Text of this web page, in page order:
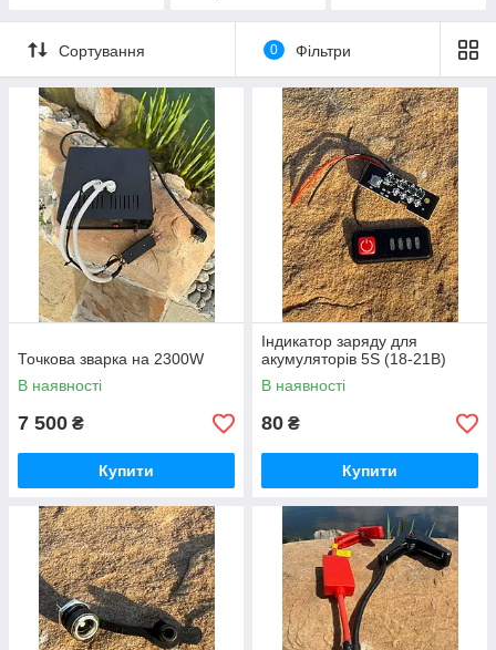
Сортування 0 Фільтри
Точкова зварка на 2300W
В наявності
7 500 ₴
Купити
Індикатор заряду для
акумуляторів 5S (18-21В)
В наявності
80 ₴
Купити